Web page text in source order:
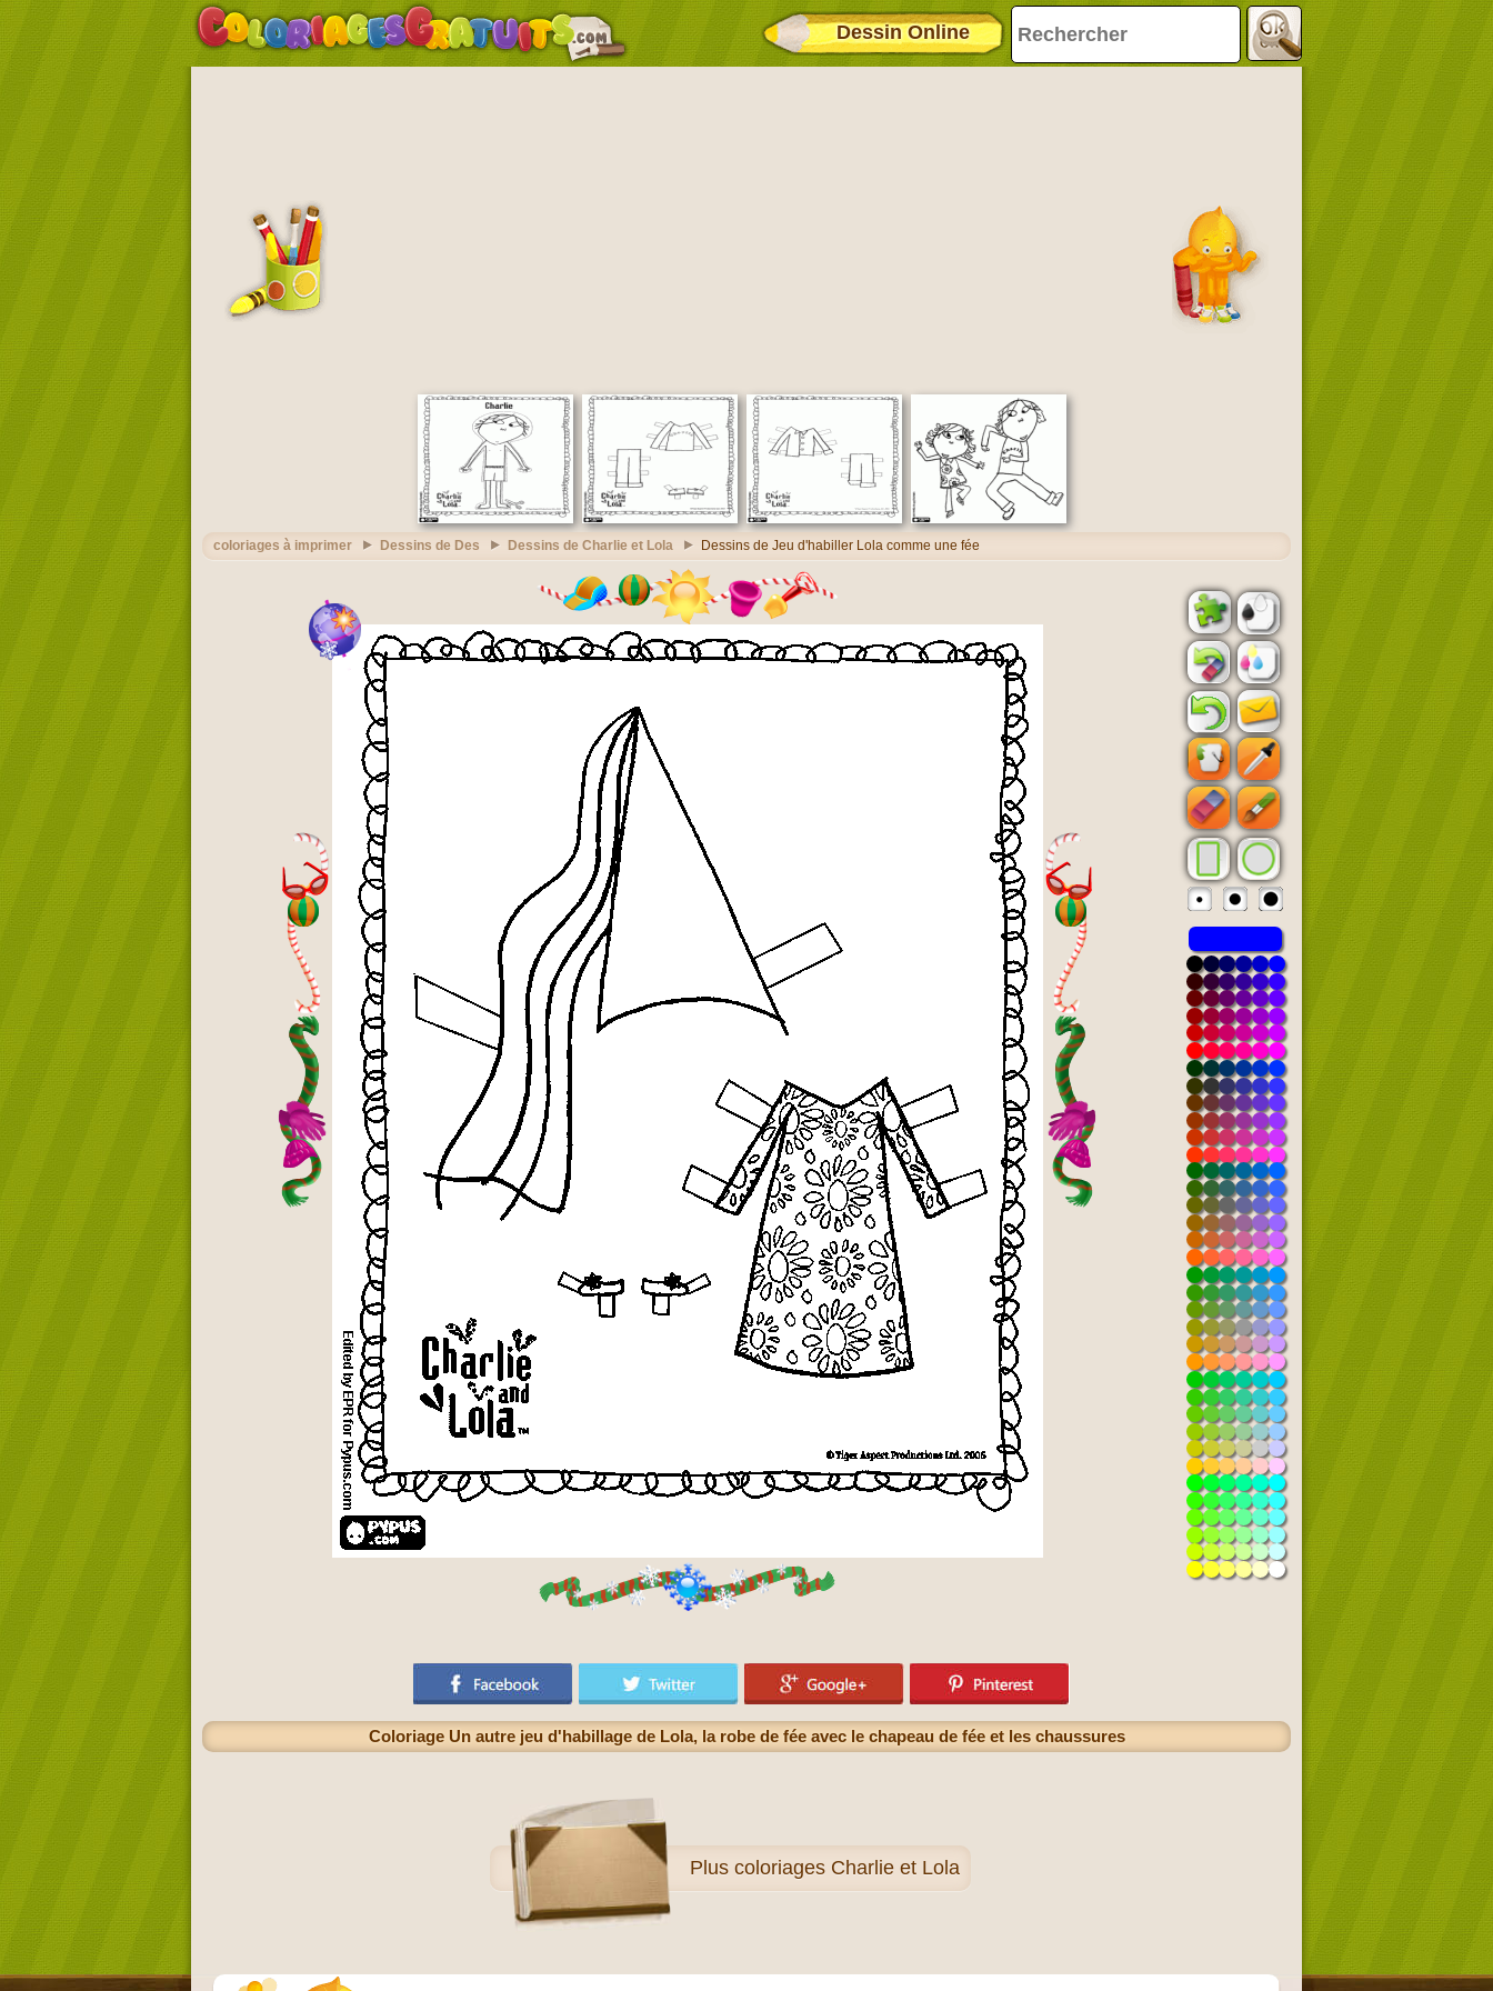
Dessin Online
coloriages à imprimer Dessins de Des Dessins de Charlie et Lola Dessins de Jeu d'habiller Lola comme une fée
Coloriage Un autre jeu d'habillage de Lola, la robe de fée avec le chapeau de fée et les chaussures
Plus coloriages Charlie et Lola